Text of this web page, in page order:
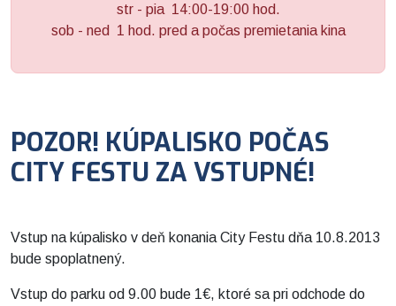
str - pia 14:00-19:00 hod.
sob - ned 1 hod. pred a počas premietania kina
POZOR! KÚPALISKO POČAS
CITY FESTU ZA VSTUPNÉ!
Vstup na kúpalisko v deň konania City Festu dňa 10.8.2013
bude spoplatnený.
Vstup do parku od 9.00 bude 1€, ktoré sa pri odchode do